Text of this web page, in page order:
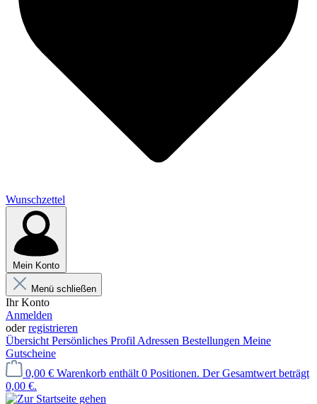
Wunschzettel
Mein Konto
Menü schließen
Ihr Konto
Anmelden
oderregistrieren
Übersicht Persönliches Profil Adressen Bestellungen Meine
Gutscheine
0,00 € Warenkorb enthält 0 Positionen. Der Gesamtwert beträgt
0,00 €.